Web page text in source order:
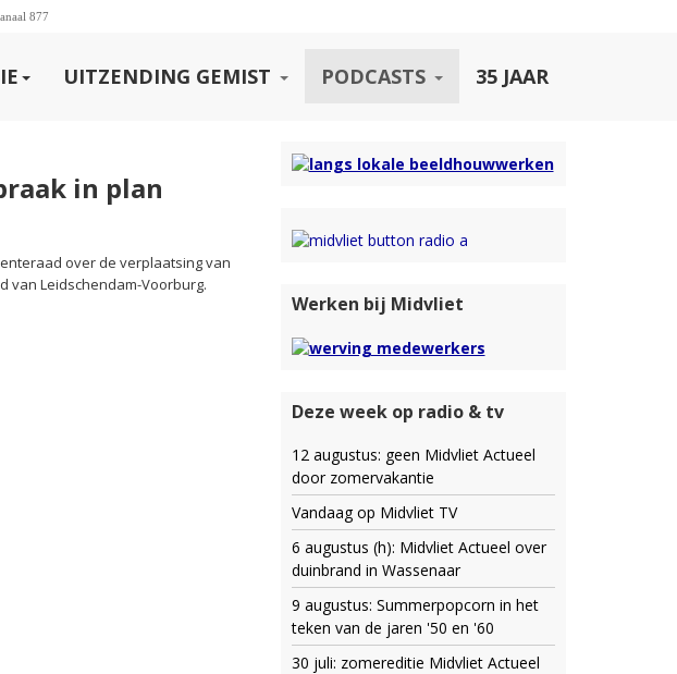
877
UITZENDING GEMIST PODCASTS 35 JAAR
in plan
over de verplaatsing van
van Leidschendam-Voorburg.
Werken bij Midvliet
Deze week op radio & tv
12 augustus: geen Midvliet Actueel
door zomervakantie
Vandaag op Midvliet TV
6 augustus (h): Midvliet Actueel over
duinbrand in Wassenaar
9 augustus: Summerpopcorn in het
teken van de jaren '50 en '60
30 juli: zomereditie Midvliet Actueel